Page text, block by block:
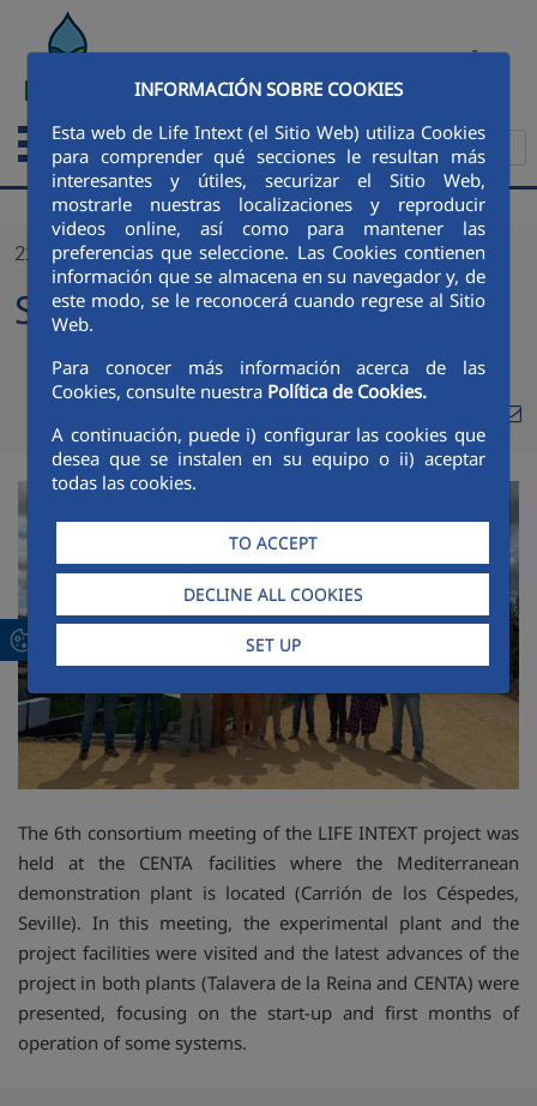
Skip to Main Content
INFORMACIÓN SOBRE COOKIES
Esta web de Life Intext (el Sitio Web) utiliza Cookies
para comprender qué secciones le resultan más
interesantes y útiles, securizar el Sitio Web,
mostrarle nuestras localizaciones y reproducir
videos online, así como para mantener las
preferencias que seleccione. Las Cookies contienen
información que se almacena en su navegador y, de
este modo, se le reconocerá cuando regrese al Sitio
Web.
Para conocer más información acerca de las
Cookies, consulte nuestra Política de Cookies.
A continuación, puede i) configurar las cookies que
desea que se instalen en su equipo o ii) aceptar
todas las cookies.
TO ACCEPT
DECLINE ALL COOKIES
SET UP
ESPAÑOL
22/06/2022
Sixth project meeting
Compartir en
Compartir
The 6th consortium meeting of the LIFE INTEXT project was
held at the CENTA facilities where the Mediterranean
demonstration plant is located (Carrión de los Céspedes,
Seville). In this meeting, the experimental plant and the
project facilities were visited and the latest advances of the
project in both plants (Talavera de la Reina and CENTA) were
presented, focusing on the start-up and first months of
operation of some systems.